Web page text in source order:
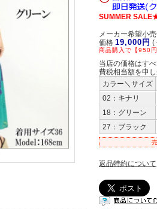
SUMMER
メーカー希望小
価格 19,000円 (
商品購入で【950
当店の価格はす
費税相当額を申し
カラー＼サイズ
02：キナリ
18：グリーン
27：ブラック
返品特約について